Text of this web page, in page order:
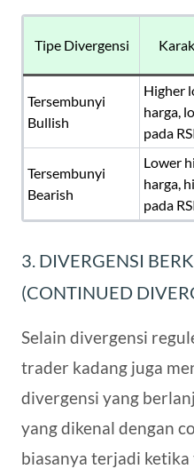
Tipe Divergensi
Tersembunyi
Bullish
Higher
harga,
pada
Tersembunyi
Bearish
Lower
harga,
pada
3. DIVERGENSI
(CONTINUED
Selain divergensi
trader kadang juga
divergensi yang
yang dikenal dengan
biasanya terjadi